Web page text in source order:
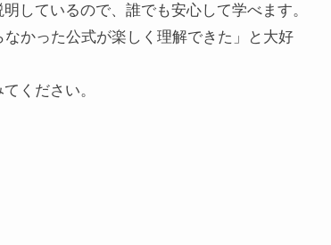
しているので、誰でも安心して学べます。
かった公式が楽しく理解できた」と大好
ください。